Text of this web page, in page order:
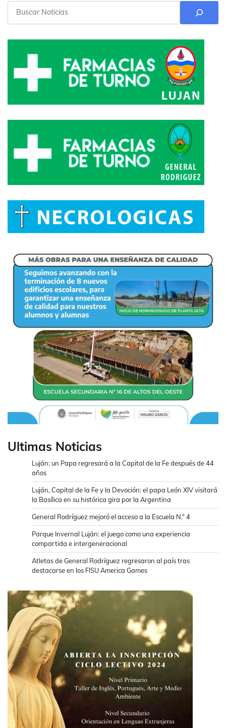
Ultimas Noticias
Luján: un Papa regresará a la Capital de la Fe después de 44
años
Luján, Capital de la Fe y la Devoción: el papa León XIV visitará
la Basílica en su histórica gira por la Argentina
General Rodríguez mejoró el acceso a la Escuela N.° 4
Parque Invernal Luján: el juego como una experiencia
compartida e intergeneracional
Atletas de General Rodríguez regresaron al país tras
destacarse en los FISU America Games